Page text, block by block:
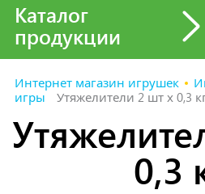
Каталог
продукции
Интернет магазин игрушек
игры
Утяжелители 2 шт х 0,3
0,3